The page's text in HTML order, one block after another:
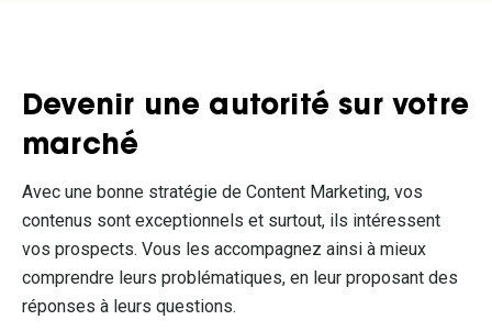
Devenir une autorité sur votre
marché
Avec une bonne stratégie de Content Marketing, vos
contenus sont exceptionnels et surtout, ils intéressent
vos prospects. Vous les accompagnez ainsi à mieux
comprendre leurs problématiques, en leur proposant des
réponses à leurs questions.